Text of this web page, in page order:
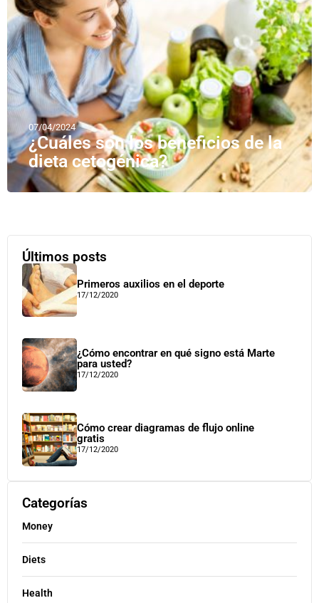
07/04/2024
¿Cuáles son los beneficios de la
dieta cetogénica?
Últimos posts
Primeros auxilios en el deporte
17/12/2020
¿Cómo encontrar en qué signo está Marte
para usted?
17/12/2020
Cómo crear diagramas de flujo online
gratis
17/12/2020
Categorías
Money
Diets
Health